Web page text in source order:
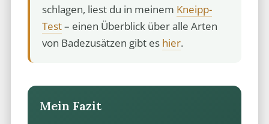
schlagen, liest du in meinem Kneipp-
Test– einen Überblick über alle Arten
von Badezusätzen gibt es hier.
Mein Fazit